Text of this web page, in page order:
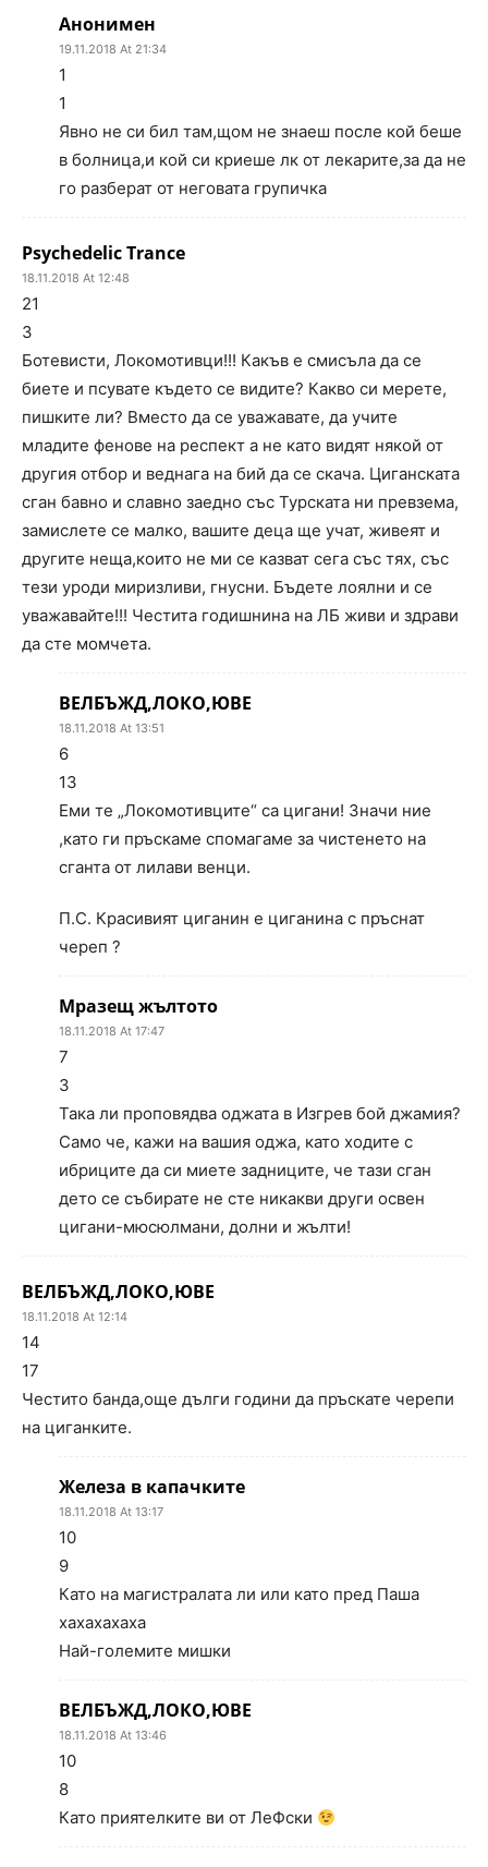
Анонимен
19.11.2018 At 21:34
1
1
Явно не си бил там,щом не знаеш после кой беше
в болница,и кой си криеше лк от лекарите,за да не
го разберат от неговата групичка
Psychedelic Trance
18.11.2018 At 12:48
21
3
Ботевисти, Локомотивци!!! Какъв е смисъла да се
биете и псувате където се видите? Какво си мерете,
пишките ли? Вместо да се уважавате, да учите
младите фенове на респект а не като видят някой от
другия отбор и веднага на бий да се скача. Циганската
сган бавно и славно заедно със Турската ни превзема,
замислете се малко, вашите деца ще учат, живеят и
другите неща,които не ми се казват сега със тях, със
тези уроди миризливи, гнусни. Бъдете лоялни и се
уважавайте!!! Честита годишнина на ЛБ живи и здрави
да сте момчета.
ВЕЛБЪЖД,ЛОКО,ЮВЕ
18.11.2018 At 13:51
6
13
Еми те „Локомотивците“ са цигани! Значи ние
,като ги пръскаме спомагаме за чистенето на
сганта от лилави венци.
П.С. Красивият циганин е циганина с пръснат
череп ?
Мразещ жълтото
18.11.2018 At 17:47
7
3
Така ли проповядва оджата в Изгрев бой джамия?
Само че, кажи на вашия оджа, като ходите с
ибриците да си миете задниците, че тази сган
дето се събирате не сте никакви други освен
цигани-мюсюлмани, долни и жълти!
ВЕЛБЪЖД,ЛОКО,ЮВЕ
18.11.2018 At 12:14
14
17
Честито банда,още дълги години да пръскате черепи
на циганките.
Железа в капачките
18.11.2018 At 13:17
10
9
Като на магистралата ли или като пред Паша
хахахахаха
Най-големите мишки
ВЕЛБЪЖД,ЛОКО,ЮВЕ
18.11.2018 At 13:46
10
8
Като приятелките ви от ЛеФски